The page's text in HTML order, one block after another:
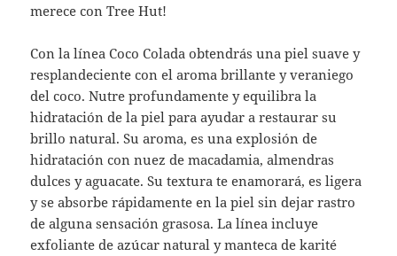
merece con Tree Hut!
Con la línea Coco Colada obtendrás una piel suave y
resplandeciente con el aroma brillante y veraniego
del coco. Nutre profundamente y equilibra la
hidratación de la piel para ayudar a restaurar su
brillo natural. Su aroma, es una explosión de
hidratación con nuez de macadamia, almendras
dulces y aguacate. Su textura te enamorará, es ligera
y se absorbe rápidamente en la piel sin dejar rastro
de alguna sensación grasosa. La línea incluye
exfoliante de azúcar natural y manteca de karité